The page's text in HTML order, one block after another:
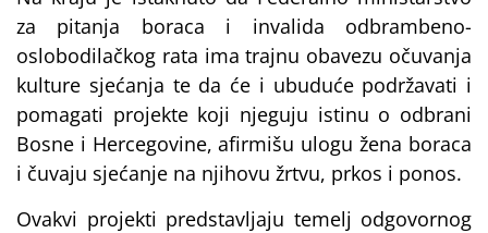
za pitanja boraca i invalida odbrambeno-
oslobodilačkog rata ima trajnu obavezu očuvanja
kulture sjećanja te da će i ubuduće podržavati i
pomagati projekte koji njeguju istinu o odbrani
Bosne i Hercegovine, afirmišu ulogu žena boraca
i čuvaju sjećanje na njihovu žrtvu, prkos i ponos.
Ovakvi projekti predstavljaju temelj odgovornog